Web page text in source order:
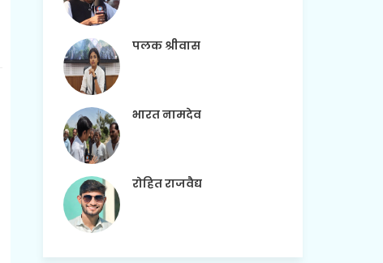
पलक श्रीवास
भारत नामदेव
रोहित राजवैद्य